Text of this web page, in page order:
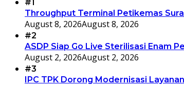
#1
Throughput Terminal Petikemas
August 8, 2026August 8, 2026
#2
ASDP Siap Go Live Sterilisasi Enam
August 2, 2026August 2, 2026
#3
IPC TPK Dorong Modernisasi